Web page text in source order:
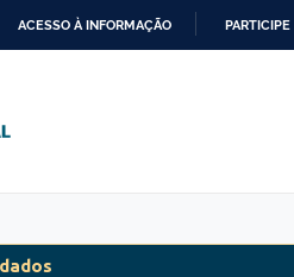
ACESSO À INFORMAÇÃO PARTICIPE